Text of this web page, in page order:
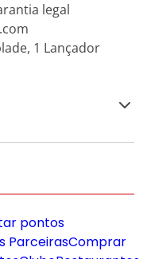
legal
1 Lançador
pontos
ParceirasComprar